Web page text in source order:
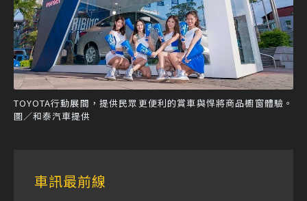
TOYOTA行動展間，提供民眾更便利的賞車與悍將商品櫥窗體驗。
圖／和泰汽車提供
車訊最前線